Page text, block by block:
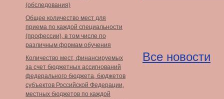
(обследования)
Общее количество мест для
приема по каждой специальности
(профессии), в том числе по
различным формам обучения
Количество мест, финансируемых
за счет бюджетных ассигнований
федерального бюджета, бюджетов
субъектов Российской Федерации,
местных бюджетов по каждой
Все новости